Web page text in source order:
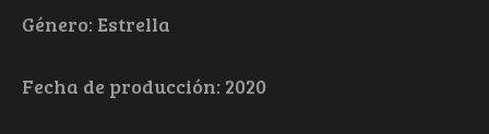
Género: Estrella
Fecha de producción: 2020